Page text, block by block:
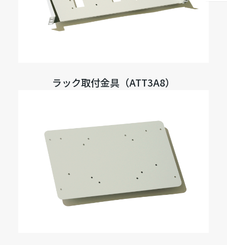
ラック取付金具（ATT3A8）